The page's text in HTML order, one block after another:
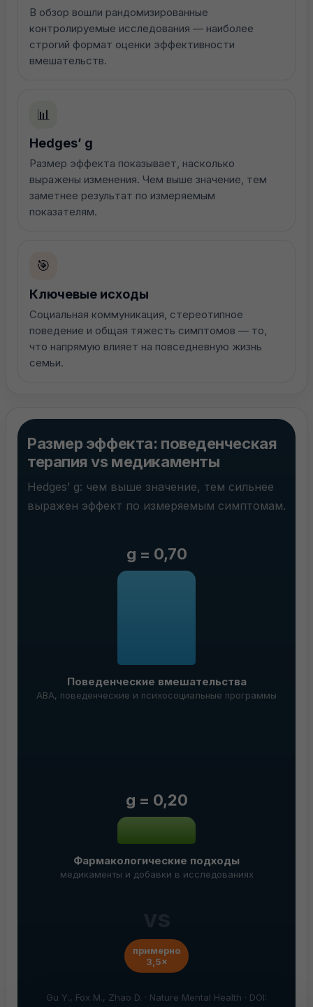
В обзор вошли рандомизированные
контролируемые исследования — наиболее
строгий формат оценки эффективности
вмешательств.
📊
Hedges’ g
Размер эффекта показывает, насколько
выражены изменения. Чем выше значение, тем
заметнее результат по измеряемым
показателям.
🎯
Ключевые исходы
Социальная коммуникация, стереотипное
поведение и общая тяжесть симптомов — то,
что напрямую влияет на повседневную жизнь
семьи.
Размер эффекта: поведенческая
терапия vs медикаменты
Hedges’ g: чем выше значение, тем сильнее
выражен эффект по измеряемым симптомам.
g = 0,70
Поведенческие вмешательства
ABA, поведенческие и психосоциальные программы
примерно
3,5×
g = 0,20
Фармакологические подходы
медикаменты и добавки в исследованиях
Gu Y., Fox M., Zhao D. · Nature Mental Health · DOI: